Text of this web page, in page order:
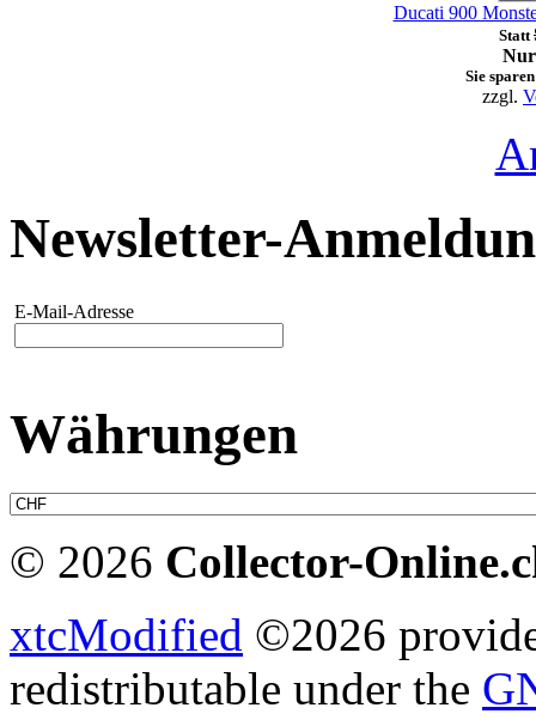
Ducati 900
Statt
Nur
Sie
zzgl.
Newsletter-
E-Mail-Adresse
Währungen
© 2026 Collector-
xtcModified ©2026
redistributable under the